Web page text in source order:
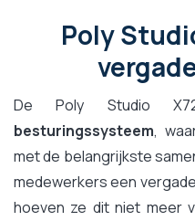
Poly
De Poly Studio
besturingssysteem,
met de belangrijkste
medewerkers een
hoeven ze dit niet meer